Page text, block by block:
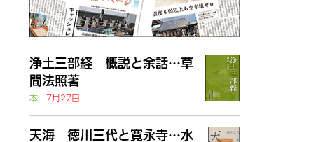
浄土三部経 概説と余話…草
間法照著
本
7月27日
天海 徳川三代と寛永寺…水